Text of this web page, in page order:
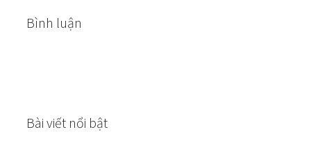
Bình luận
Bài viết nổi bật